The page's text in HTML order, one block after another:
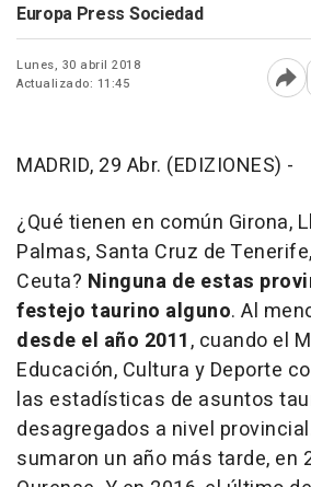
Europa Press Sociedad
Lunes, 30 abril 2018
Actualizado: 11:45
MADRID, 29 Abr. (EDIZIONES) -
¿Qué tienen en común Girona,
Palmas, Santa Cruz de
Ceuta? Ninguna de estas
festejo taurino alguno. Al
desde el año 2011, cuando el
Educación, Cultura y Deporte
las estadísticas de asuntos
desagregados a nivel
sumaron un año más tarde, en